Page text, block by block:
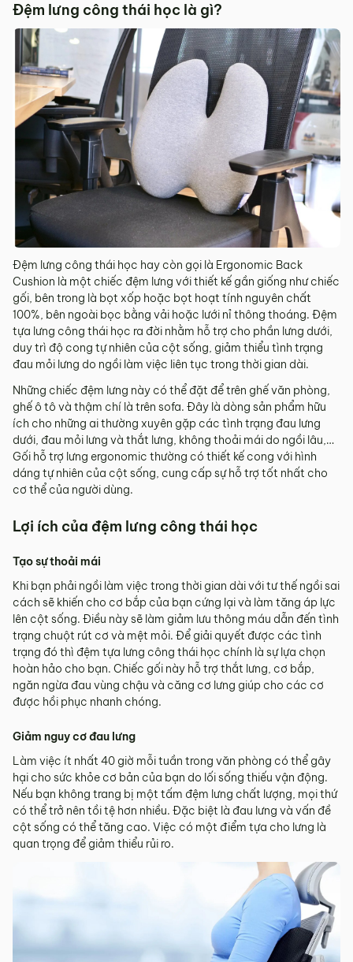
Đệm lưng công thái học là gì?
Đệm lưng công thái học hay còn gọi là Ergonomic Back
Cushion là một chiếc đệm lưng với thiết kế gần giống như chiếc
gối, bên trong là bọt xốp hoặc bọt hoạt tính nguyên chất
100%, bên ngoài bọc bằng vải hoặc lưới nỉ thông thoáng. Đệm
tựa lưng công thái học ra đời nhằm hỗ trợ cho phần lưng dưới,
duy trì độ cong tự nhiên của cột sống, giảm thiểu tình trạng
đau mỏi lưng do ngồi làm việc liên tục trong thời gian dài.
Những chiếc đệm lưng này có thể đặt để trên ghế văn phòng,
ghế ô tô và thậm chí là trên sofa. Đây là dòng sản phẩm hữu
ích cho những ai thường xuyên gặp các tình trạng đau lưng
dưới, đau mỏi lưng và thắt lưng, không thoải mái do ngồi lâu,…
Gối hỗ trợ lưng ergonomic thường có thiết kế cong với hình
dáng tự nhiên của cột sống, cung cấp sự hỗ trợ tốt nhất cho
cơ thể của người dùng.
Lợi ích của đệm lưng công thái học
Tạo sự thoải mái
Khi bạn phải ngồi làm việc trong thời gian dài với tư thế ngồi sai
cách sẽ khiến cho cơ bắp của bạn cứng lại và làm tăng áp lực
lên cột sống. Điều này sẽ làm giảm lưu thông máu dẫn đến tình
trạng chuột rút cơ và mệt mỏi. Để giải quyết được các tình
trạng đó thì đệm tựa lưng công thái học chính là sự lựa chọn
hoàn hảo cho bạn. Chiếc gối này hỗ trợ thắt lưng, cơ bắp,
ngăn ngừa đau vùng chậu và căng cơ lưng giúp cho các cơ
được hồi phục nhanh chóng.
Giảm nguy cơ đau lưng
Làm việc ít nhất 40 giờ mỗi tuần trong văn phòng có thể gây
hại cho sức khỏe cơ bản của bạn do lối sống thiếu vận động.
Nếu bạn không trang bị một tấm đệm lưng chất lượng, mọi thứ
có thể trở nên tồi tệ hơn nhiều. Đặc biệt là đau lưng và vấn đề
cột sống có thể tăng cao. Việc có một điểm tựa cho lưng là
quan trọng để giảm thiểu rủi ro.